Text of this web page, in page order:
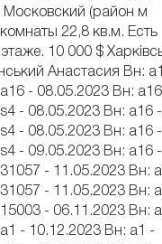
(район м
22,8 кв.м. Есть
10 000 $
Анастасия Вн:
- 08.05.2023 Вн:
- 08.05.2023 Вн: a16 -
- 08.05.2023 Вн: a16 -
- 09.05.2023 Вн: a16 -
- 11.05.2023 Вн:
- 11.05.2023 Вн:
- 06.11.2023 Вн:
- 10.12.2023 Вн: a1 -